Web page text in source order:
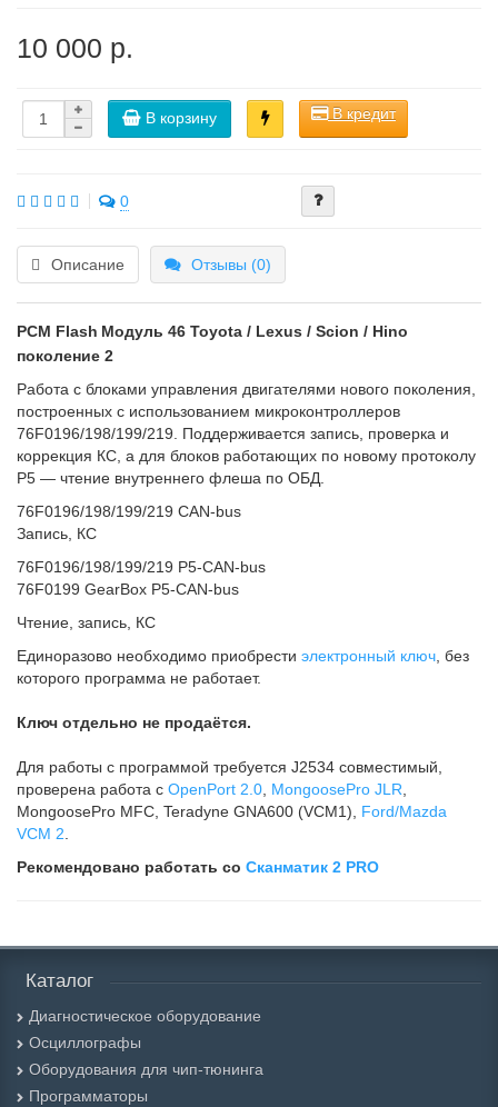
10 000 р.
В корзину В кредит
0
Описание Отзывы (0)
PCM Flash Модуль 46 Toyota / Lexus / Scion / Hino
поколение 2
Работа с блоками управления двигателями нового поколения,
построенных с использованием микроконтроллеров
76F0196/198/199/219. Поддерживается запись, проверка и
коррекция КС, а для блоков работающих по новому протоколу
P5 — чтение внутреннего флеша по ОБД.
76F0196/198/199/219 CAN-bus
Запись, КС
76F0196/198/199/219 P5-CAN-bus
76F0199 GearBox P5-CAN-bus
Чтение, запись, КС
Единоразово необходимо приобрести электронный ключ, без
которого программа не работает.
Ключ отдельно не продаётся.
Для работы с программой требуется J2534 совместимый,
проверена работа с OpenPort 2.0, MongoosePro JLR,
MongoosePro MFC, Teradyne GNA600 (VCM1), Ford/Mazda
VCM 2.
Рекомендовано работать со Сканматик 2 PRO
Каталог
Диагностическое оборудование
Осциллографы
Оборудования для чип-тюнинга
Программаторы